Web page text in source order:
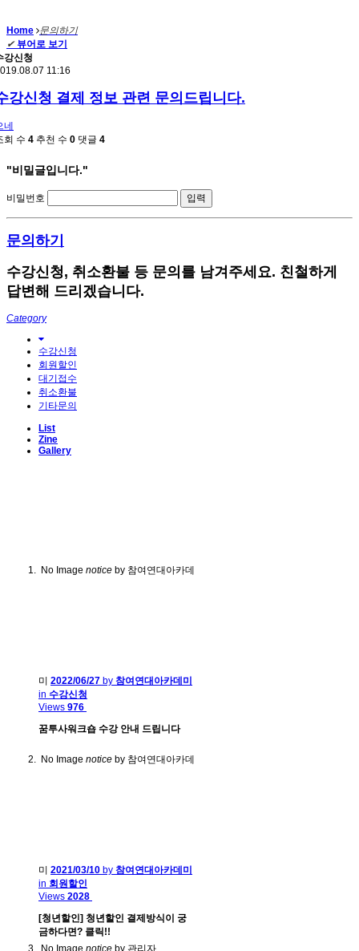
Home 문의하기
✔ 뷰어로 보기
강신청
11:16
강신청 결제 정보 관련 문의드립니다.
네
회 수 4 추천 수 0 댓글 4
"비밀글입니다."
비밀번호
문의하기
수강신청, 취소환불 등 문의를 남겨주세요. 친철하게
답변해 드리겠습니다.
Category
수강신청
회원할인
대기접수
취소환불
기타문의
List
Zine
Gallery
No Image notice by 참여연대아카데
미 2022/06/27 by 참여연대아카데미
in 수강신청
Views 976
꿈투사워크숍 수강 안내 드립니다
No Image notice by 참여연대아카데
미 2021/03/10 by 참여연대아카데미
in 회원할인
Views 2028
[청년할인] 청년할인 결제방식이 궁
금하다면? 클릭!!
No Image notice by 관리자